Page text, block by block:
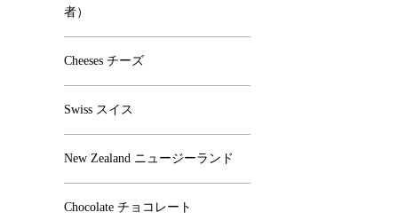
者）
Cheeses チーズ
Swiss スイス
New Zealand ニュージーランド
Chocolate チョコレート